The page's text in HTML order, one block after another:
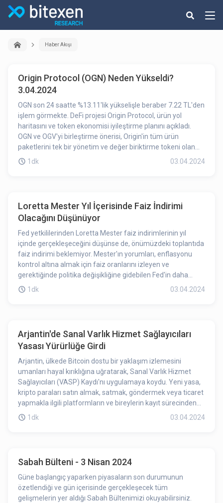
Haber Akışı
Origin Protocol (OGN) Neden Yükseldi?
3.04.2024
OGN son 24 saatte %13.11'lik yükselişle beraber 7.22 TL'den
işlem görmekte. DeFi projesi Origin Protocol, ürün yol
haritasını ve token ekonomisi iyileştirme planını açıkladı.
OGN ve OGV'yi birleştirme önerisi, Origin'in tüm ürün
paketlerini tek bir yönetim ve değer biriktirme tokeni olan
OGN ile entegre etmeyi amaçlıyor. Origin kasası,
ilgili varlıklarını OGN ve oylama için emanetçi OGN'ye
dönüştürmek için bir yılı olacaktır. Oylama son tarihi 10 Nisan
saat 08:00'dir. Ayrıca Origin Protocol, yerel LST'yi diğer EVM
uyumlu zincirlerde başlatacak ve yakın zamanda Chainlink
CCIP ile OETH'yi Layer2'de sunmak için ortaklık kurdu. Origin
Protocol, Nisan ayında Arbitrum'da sarmalanmış OETH
(wOETH) başlatacak. Yol haritasının açıklanması OGN'yi
1dk 03.04.2024
Loretta Mester Yıl İçerisinde Faiz İndirimi
Olacağını Düşünüyor
Fed yetkililerinden Loretta Mester faiz indirimlerinin yıl
içinde gerçekleşeceğini düşünse de, önümüzdeki toplantıda
faiz indirimi beklemiyor. Mester'ın yorumları, enflasyonu
kontrol altına almak için faiz oranlarını izleyen ve
gerektiğinde politika değişikliğine gidebilen Fed'in daha
temkinli bir yaklaşım benimseyebileceğini gösteriyor. Faiz
edecek.
1dk 03.04.2024
Arjantin'de Sanal Varlık Hizmet Sağlayıcıları
Yasası Yürürlüğe Girdi
Arjantin, ülkede Bitcoin dostu bir yaklaşım izlemesini
umanları hayal kırıklığına uğratarak, Sanal Varlık Hizmet
Sağlayıcıları (VASP) Kaydı'nı uygulamaya koydu. Yeni yasa,
kripto paraları satın almak, satmak, göndermek veya ticaret
yapmakla ilgili platformların ve bireylerin kayıt sürecinden
geçmelerini gerektiriyor. Önceki hükümetten kalan
1dk 03.04.2024
Sabah Bülteni - 3 Nisan 2024
Güne başlangıç yaparken piyasaların son durumunun
özetlendiği ve gün içerisinde gerçekleşecek tüm
gelişmelerin yer aldığı Sabah Bültenimizi okuyabilirsiniz.